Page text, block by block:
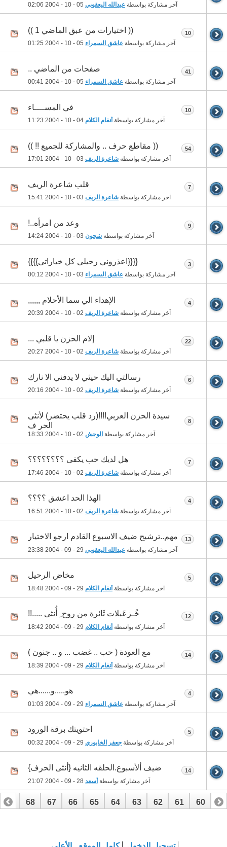
آخر مشاركة بواسطة عبدالله اليعقوبي 02:06
(( اختيارات من عبق الماضي 1 ))
آخر مشاركة بواسطة عاشق السمراء 01:25
10
صفحات من الماضي ..
آخر مشاركة بواسطة عاشق السمراء 00:41
41
في المســــاء
آخر مشاركة بواسطة أنغام الكلام 11:23
10
(( مقاطع حرف .. والمشاركة للجميع !! ))
آخر مشاركة بواسطة شاعرة الريف 17:01
54
قلب شاعرة الريف
آخر مشاركة بواسطة شاعرة الريف 15:41
7
وعد من امرأه..!
آخر مشاركة بواسطة شجون 14:24
9
{{{{اعذرونى رحيلى كل خياراتى}}}}
آخر مشاركة بواسطة عاشق السمراء 00:12
3
الإهداء الي سما الأحلام ,,,,,,
آخر مشاركة بواسطة شاعرة الريف 20:39
4
إلام الحزن يا قلبي ...
آخر مشاركة بواسطة شاعرة الريف 20:27
22
رسالتي اليك حيثي لا يدفني الا نارك
آخر مشاركة بواسطة شاعرة الريف 20:16
6
سيدة الحزن العربي!!!!(رد قلب يحتضر) لأنثى
الحر ف
آخر مشاركة بواسطة الوحش 18:33
8
هل لديك حب يكفى ؟؟؟؟؟؟؟؟
آخر مشاركة بواسطة شاعرة الريف 17:46
7
الهذا الحد اعشق ؟؟؟؟
آخر مشاركة بواسطة شاعرة الريف 16:51
4
مهم..ترشيح ضيف الاسبوع القادم ارجو الاختيار
آخر مشاركة بواسطة عبدالله اليعقوبي 23:38
13
مخاض الرحيل
آخر مشاركة بواسطة أنغام الكلام 18:48
5
خُـزعَبلات ثَائرة من روح ِ أُنثى .....!!
آخر مشاركة بواسطة أنغام الكلام 18:42
12
مع العودة ( حب .. غضب ... و .. جنون )
آخر مشاركة بواسطة أنغام الكلام 18:39
14
هو.....و......هي
آخر مشاركة بواسطة عاشق السمراء 01:03
4
احتويتك برقة الورود
آخر مشاركة بواسطة جعفر الخابوري 00:32
5
ضيف ألأسبوع.الحلقه الثانيه {أنثى الحرف}
آخر مشاركة بواسطة أسعد 21:07
14
59
60
61
62
63
64
65
66
67
68
69